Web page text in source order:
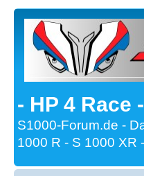
- HP 4 Race
S1000-Forum.de -
1000 R - S 1000 XR